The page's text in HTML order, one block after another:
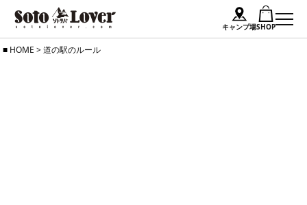
キャンプ場SHOP
SkipHOME >道の駅のルール